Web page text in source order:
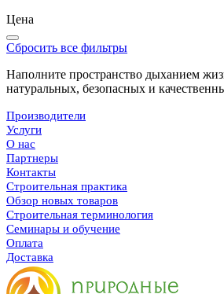
Цена
Сбросить все фильтры
Наполните пространство дыханием
натуральных, безопасных и
Производители
Услуги
О нас
Партнеры
Контакты
Строительная практика
Обзор новых товаров
Строительная терминология
Семинары и обучение
Оплата
Доставка